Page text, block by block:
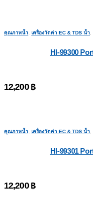
คุณภาพน้ำ เครื่องวัดค่า EC & TDS น้ำ
HI-99300
12,200฿
คุณภาพน้ำ เครื่องวัดค่า EC & TDS น้ำ
HI-99301
12,200฿